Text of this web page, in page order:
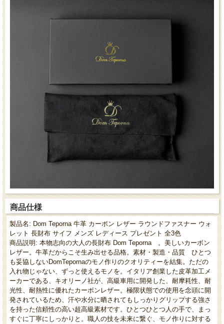
商品仕様
製品名: Dom Teporna 牛革 カーボン レザー ラウンドファスナー ウォ
レット 長財布 サイフ メンズ レディース プレゼント 全3色
商品説明: 本物志向の大人の長財布 Dom Teporna 。美しいカーボン
レザー。牛革だからこそ生み出せる品格。素材・製造・品質 ひとつ
も妥協しないDomTepornaのモノ作りのクオリティーを結集。ただの
入れ物じゃない、ずっと使えるモノを。イタリア創業した皮革加工メ
ーカーである、キオリーノ社が、高級車用に開発した、耐摩耗性、耐
光性、耐熱性に優れたカーボンレザー。極限状態での使用を念頭に開
発されているため、汗や水分に晒されてもしっかりグリップする強さ
を持った信頼性の高い超高級素材です。ひとつひとつ人の手で、まっ
すぐに丁寧にしっかりと。職人の技を未来に繋ぐ、モノ作りに対する